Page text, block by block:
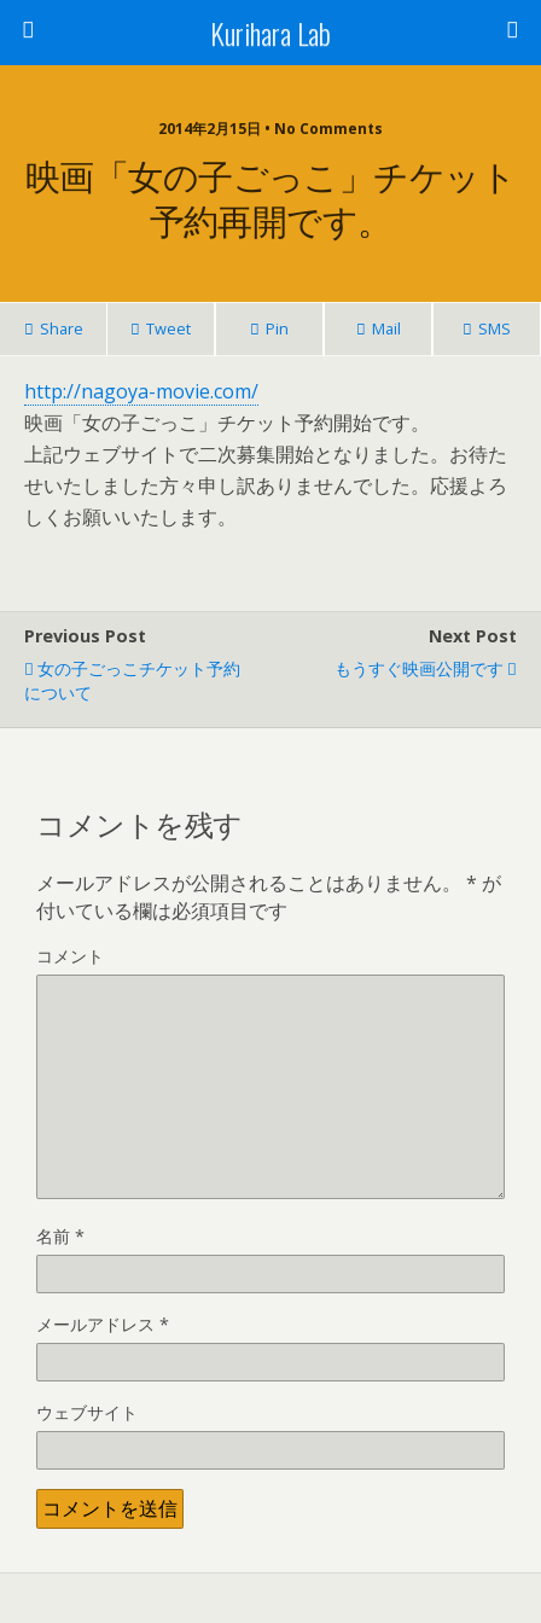
Kurihara Lab
2014年2月15日 • No Comments
映画「女の子ごっこ」チケット
予約再開です。
Share Tweet Pin Mail SMS
http://nagoya-movie.com/
映画「女の子ごっこ」チケット予約開始です。
上記ウェブサイトで二次募集開始となりました。お待た
せいたしました方々申し訳ありませんでした。応援よろ
しくお願いいたします。
Previous Post
女の子ごっこチケット予約
について
Next Post
もうすぐ映画公開です
コメントを残す
メールアドレスが公開されることはありません。 * が
付いている欄は必須項目です
コメント
名前 *
メールアドレス *
ウェブサイト